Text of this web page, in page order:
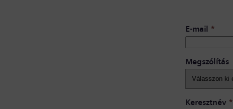
E-mail *
Megszólítás
Keresztnév *